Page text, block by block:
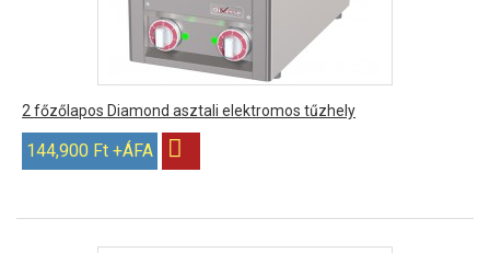
2 főzőlapos Diamond asztali elektromos tűzhely
144,900 Ft +ÁFA